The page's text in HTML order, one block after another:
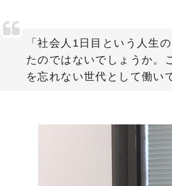
「社会人1日目という人生
たのではないでしょうか。
を忘れない世代として働い